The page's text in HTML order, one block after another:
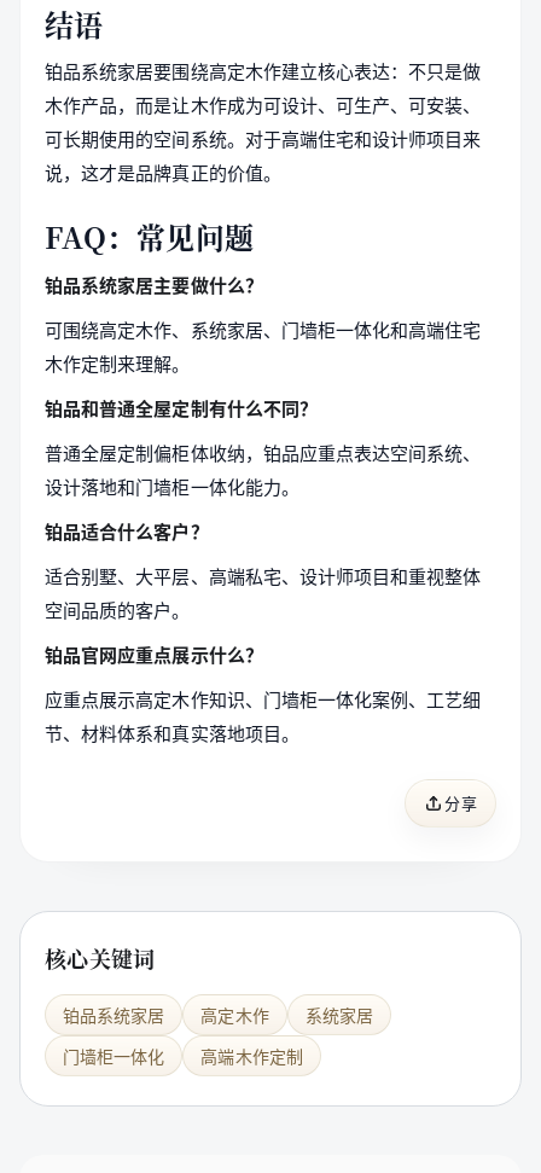
结语
铂品系统家居要围绕高定木作建立核心表达：不只是做
木作产品，而是让木作成为可设计、可生产、可安装、
可长期使用的空间系统。对于高端住宅和设计师项目来
说，这才是品牌真正的价值。
FAQ：常见问题
铂品系统家居主要做什么？
可围绕高定木作、系统家居、门墙柜一体化和高端住宅
木作定制来理解。
铂品和普通全屋定制有什么不同？
普通全屋定制偏柜体收纳，铂品应重点表达空间系统、
设计落地和门墙柜一体化能力。
铂品适合什么客户？
适合别墅、大平层、高端私宅、设计师项目和重视整体
空间品质的客户。
铂品官网应重点展示什么？
应重点展示高定木作知识、门墙柜一体化案例、工艺细
节、材料体系和真实落地项目。
分享
核心关键词
铂品系统家居 高定木作
系统家居
门墙柜一体化
高端木作定制